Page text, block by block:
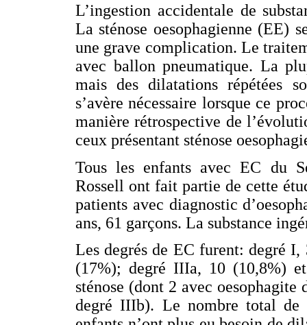
L’ingestion accidentale de
La sténose oesophagienne (EE)
une grave complication. Le
avec ballon pneumatique. La
mais des dilatations répétées
s’avère nécessaire lorsque ce
manière rétrospective de
ceux présentant sténose
Tous les enfants avec EC du
Rossell ont fait partie de cette
patients avec diagnostic
ans, 61 garçons. La substance
Les degrés de EC furent: degré
(17%); degré IIIa, 10 (10,8%)
sténose (dont 2 avec
degré IIIb). Le nombre total de